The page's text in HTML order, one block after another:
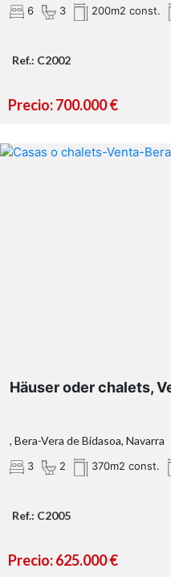
6 3 200m2 const.
Ref.: C2002
Precio: 700.000 €
Häuser oder chalets,
, Bera-Vera de Bidasoa, Navarra
3 2 370m2 const.
Ref.: C2005
Precio: 625.000 €